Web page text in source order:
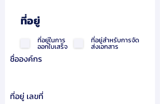
ที่อยู่
ที่อยู่ในการ
ออกใบเสร็จ
ที่อยู่สำหรับการจัด
ส่งเอกสาร
ชื่อองค์กร
ที่อยู่ เลขที่